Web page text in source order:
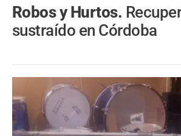
Robos y Hurtos.
sustraído en Córdoba